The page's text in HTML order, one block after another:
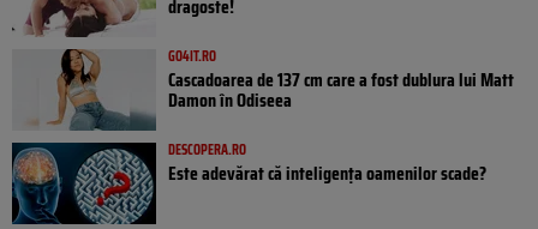
dragoste!
GO4IT.RO
Cascadoarea de 137 cm care a fost dublura lui Matt
Damon în Odiseea
DESCOPERA.RO
Este adevărat că inteligența oamenilor scade?